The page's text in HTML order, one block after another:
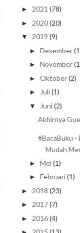
► 2021 (78)
► 2020 (20)
▼ 2019 (9)
►Desember
►November
►Oktober(2)
► Juli(1)
▼ Juni(2)
Akhirnya
#BacaBuku -
Mudah
►Mei(1)
►Februari(1)
► 2018 (23)
► 2017 (7)
► 2016 (4)